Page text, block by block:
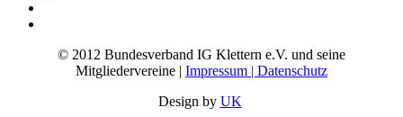
© 2012 Bundesverband IG Klettern e.V. und seine
Mitgliedervereine | Impressum | Datenschutz
Design by UK